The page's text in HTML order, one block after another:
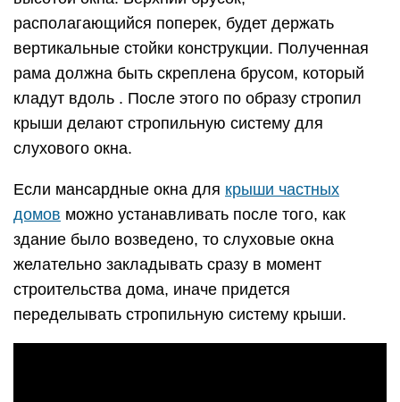
располагающийся поперек, будет держать
вертикальные стойки конструкции. Полученная
рама должна быть скреплена брусом, который
кладут вдоль . После этого по образу стропил
крыши делают стропильную систему для
слухового окна.
Если мансардные окна для крыши частных
домов можно устанавливать после того, как
здание было возведено, то слуховые окна
желательно закладывать сразу в момент
строительства дома, иначе придется
переделывать стропильную систему крыши.